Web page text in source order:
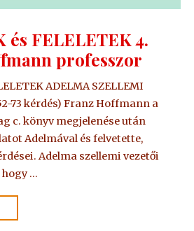
és FELELETEK 4.
professzor
ADELMA SZELLEMI
73 kérdés) Franz Hoffmann a
c. könyv megjelenése után
Adelmával és felvetette,
Adelma szellemi vezetői
…
és